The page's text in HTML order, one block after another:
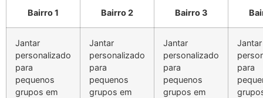
Bairro 1 Bairro 2 Bairro 3
Jantar
personalizado
para
pequenos
grupos em
Jantar
personalizado
para
pequenos
grupos em
Jantar
personalizado
para
pequenos
grupos em
Jantar
para